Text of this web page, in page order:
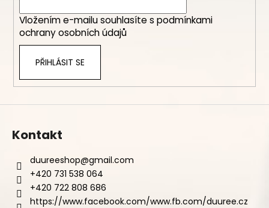
Vložením e-mailu souhlasíte s podmínkami
ochrany osobních údajů
PŘIHLÁSIT SE
Kontakt
duureeshop@gmail.com
+420 731 538 064
+420 722 808 686
https://www.facebook.com/www.fb.com/duuree.cz